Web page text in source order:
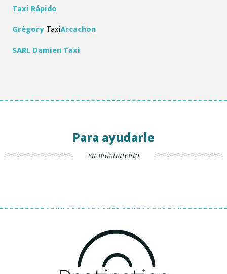
Taxi Rápido
GrégoryTaxiArcachon
SARL Damien Taxi
Para ayudarle
en movimiento
permitirán pedalear con toda serenidad.